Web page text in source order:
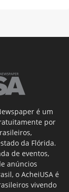
é um
por
da Flórida.
de eventos,
anúncios
o AcheiUSA é
vivendo